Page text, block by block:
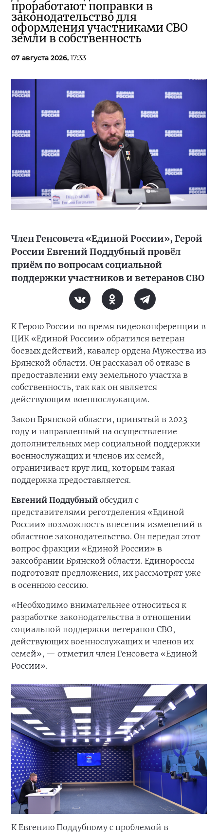
проработают поправки в
законодательство для
оформления участниками СВО
земли в собственность
07 августа 2026, 17:33
Член Генсовета «Единой России», Герой
России Евгений Поддубный провёл
приём по вопросам социальной
поддержки участников и ветеранов СВО
К Герою России во время видеоконференции в
ЦИК «Единой России» обратился ветеран
боевых действий, кавалер ордена Мужества из
Брянской области. Он рассказал об отказе в
предоставлении ему земельного участка в
собственность, так как он является
действующим военнослужащим.
Закон Брянской области, принятый в 2023
году и направленный на осуществление
дополнительных мер социальной поддержки
военнослужащих и членов их семей,
ограничивает круг лиц, которым такая
поддержка предоставляется.
Евгений Поддубный обсудил с
представителями реготделения «Единой
России» возможность внесения изменений в
областное законодательство. Он передал этот
вопрос фракции «Единой России» в
заксобрании Брянской области. Единороссы
подготовят предложения, их рассмотрят уже
в осеннюю сессию.
«Необходимо внимательнее относиться к
разработке законодательства в отношении
социальной поддержки ветеранов СВО,
действующих военнослужащих и членов их
семей», — отметил член Генсовета «Единой
России».
К Евгению Поддубному с проблемой в